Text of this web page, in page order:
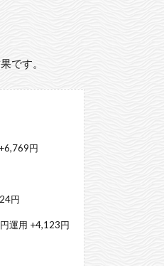
です。
円
円
運用 +4,123円